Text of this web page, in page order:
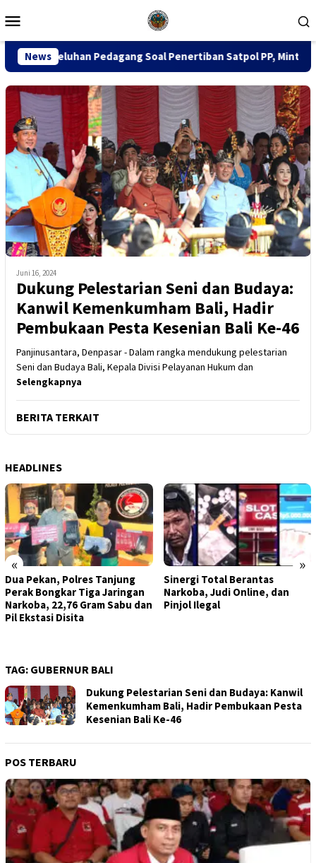
ke
Mobile
News
Pedagang Soal Penertiban Satpol PP, Minta Pendekatan
Juni 16, 2024
Dukung Pelestarian Seni dan Budaya:
Kanwil Kemenkumham Bali, Hadir
Pembukaan Pesta Kesenian Bali Ke-46
Panjinusantara, Denpasar - Dalam rangka mendukung pelestarian
Seni dan Budaya Bali, Kepala Divisi Pelayanan Hukum dan
Selengkapnya
BERITA TERKAIT
HEADLINES
« »
Dua Pekan, Polres Tanjung
Perak Bongkar Tiga Jaringan
Narkoba, 22,76 Gram Sabu dan
Pil Ekstasi Disita
Sinergi Total Berantas
Narkoba, Judi Online, dan
Pinjol Ilegal
TAG: GUBERNUR BALI
Dukung Pelestarian Seni dan Budaya: Kanwil
Kemenkumham Bali, Hadir Pembukaan Pesta
Kesenian Bali Ke-46
POS TERBARU